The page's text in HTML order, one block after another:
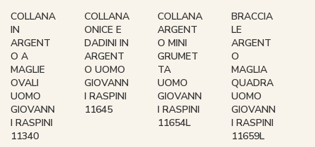
COLLANA
IN
ARGENT
O A
MAGLIE
OVALI
UOMO
GIOVANN
I RASPINI
11340
COLLANA
ONICE E
DADINI IN
ARGENT
O UOMO
GIOVANN
I RASPINI
11645
COLLANA
ARGENT
O MINI
GRUMET
TA
UOMO
GIOVANN
I RASPINI
11654L
BRACCIA
LE
ARGENT
O
MAGLIA
QUADRA
UOMO
GIOVANN
I RASPINI
11659L